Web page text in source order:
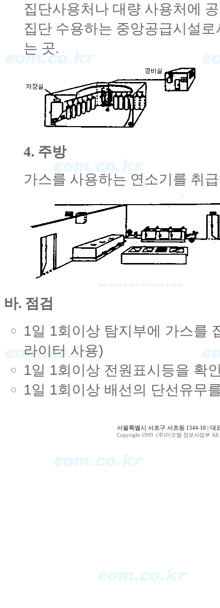
집단사용처나 대량 사용처에
집단 수용하는 중앙공급시설
는 곳.
4. 주방
가스를 사용하는 연소기를 취
바. 점검
1일 1회이상 탐지부에 가스를
라이터 사용)
1일 1회이상 전원표시등을 확
1일 1회이상 배선의 단선유무
서울특별시 서초구 서초동 1344-10 | 대
Copyright 1999. (주)이오엠 정보사업부 All